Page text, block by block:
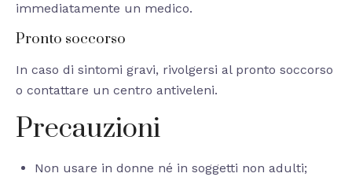
immediatamente un medico.
Pronto soccorso
In caso di sintomi gravi, rivolgersi al pronto soccorso
o contattare un centro antiveleni.
Precauzioni
Non usare in donne né in soggetti non adulti;